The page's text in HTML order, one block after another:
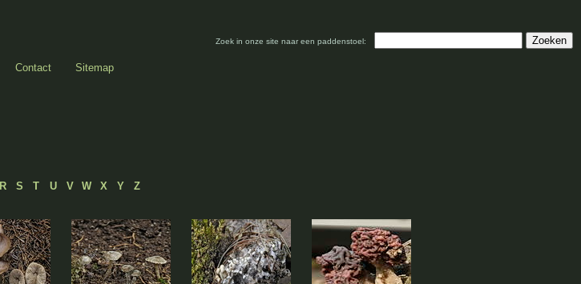
Zoek in onze site naar een paddenstoel:
Contact Sitemap
R S T U V W X Y Z